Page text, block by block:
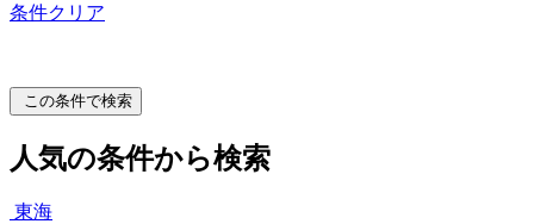
条件クリア
この条件で検索
人気の条件から検索
東海